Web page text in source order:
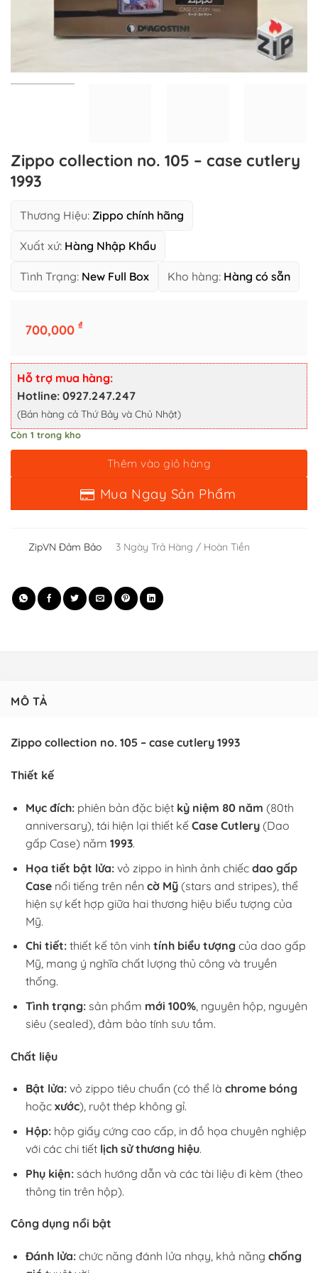
Zippo collection no. 105 – case cutlery
1993
Thương Hiệu: Zippo chính hãng
Xuất xứ: Hàng Nhập Khẩu
Tình Trạng: New Full Box Kho hàng: Hàng có sẵn
700,000 ₫
Hỗ trợ mua hàng:
Hotline: 0927.247.247
(Bán hàng cả Thứ Bảy và Chủ Nhật)
Còn 1 trong kho
ZipVN Đảm Bảo 3 Ngày Trả Hàng / Hoàn Tiền
MÔ TẢ
Zippo collection no. 105 – case cutlery 1993
Thiết kế
Mục đích:phiên bản đặc biệt kỷ niệm 80 năm (80th
anniversary), tái hiện lại thiết kế Case Cutlery(Dao
gấp Case) năm 1993.
Họa tiết bật lửa:vỏ zippo in hình ảnh chiếc dao gấp
Casenổi tiếng trên nền cờ Mỹ(stars and stripes), thể
hiện sự kết hợp giữa hai thương hiệu biểu tượng của
Mỹ.
Chi tiết:thiết kế tôn vinh tính biểu tượng của dao gấp
Mỹ, mang ý nghĩa chất lượng thủ công và truyền
thống.
Tình trạng:sản phẩm mới 100%, nguyên hộp, nguyên
siêu (sealed), đảm bảo tính sưu tầm.
Chất liệu
Bật lửa:vỏ zippo tiêu chuẩn (có thể là chrome bóng
hoặc xước), ruột thép không gỉ.
Hộp:hộp giấy cứng cao cấp, in đồ họa chuyên nghiệp
với các chi tiết lịch sử thương hiệu.
Phụ kiện:sách hướng dẫn và các tài liệu đi kèm (theo
thông tin trên hộp).
Công dụng nổi bật
Đánh lửa:chức năng đánh lửa nhạy, khả năng chống